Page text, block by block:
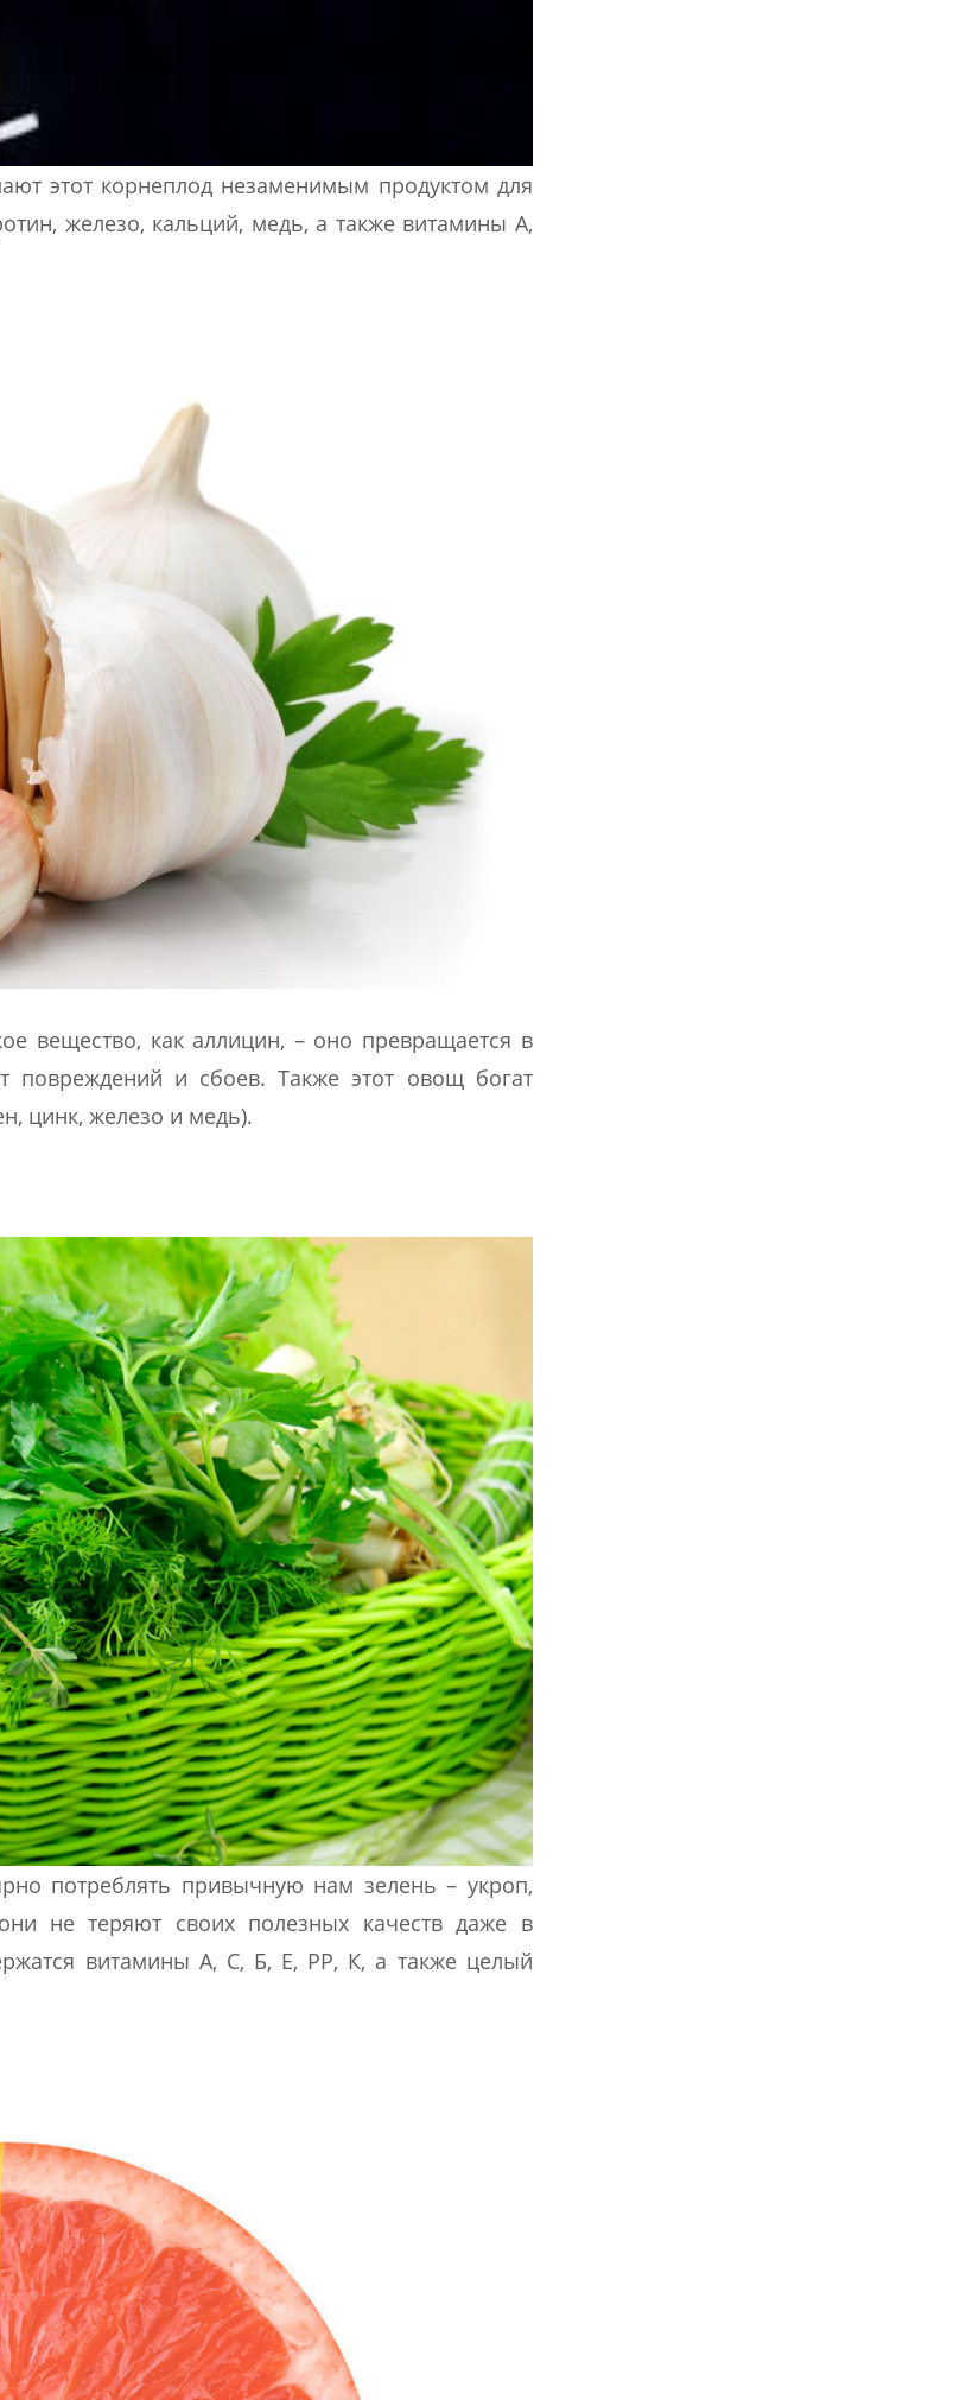
этот корнеплод незаменимым продуктом для
железо, кальций, медь, а также витамины А,
вещество, как аллицин, – оно превращается в
повреждений и сбоев. Также этот овощ богат
цинк, железо и медь).
потреблять привычную нам зелень – укроп,
не теряют своих полезных качеств даже в
витамины А, С, Б, Е, РР, К, а также целый